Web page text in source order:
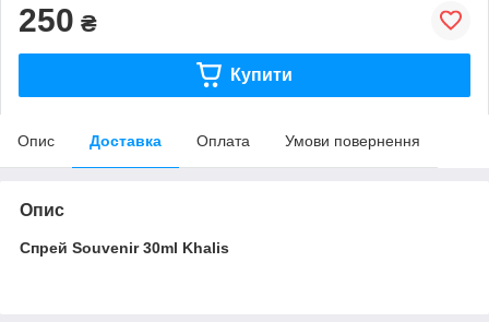
250 ₴
Купити
Опис Доставка Оплата Умови повернення
Опис
Спрей Souvenir 30ml Khalis